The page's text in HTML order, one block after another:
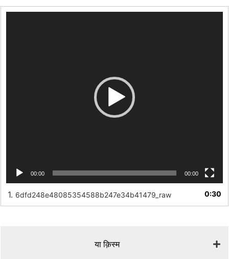
00:00 00:00
1. 6dfd248e48085354588b247e34b41479_raw 0:30
या क़िस्‍म